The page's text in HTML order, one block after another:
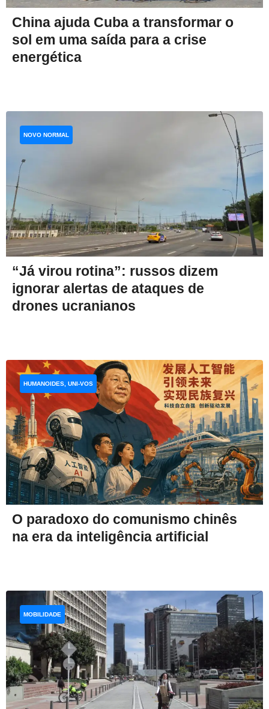
China ajuda Cuba a transformar o
sol em uma saída para a crise
energética
“Já virou rotina”: russos dizem
ignorar alertas de ataques de
drones ucranianos
NOVO NORMAL
O paradoxo do comunismo chinês
na era da inteligência artificial
HUMANOIDES, UNI-VOS
MOBILIDADE